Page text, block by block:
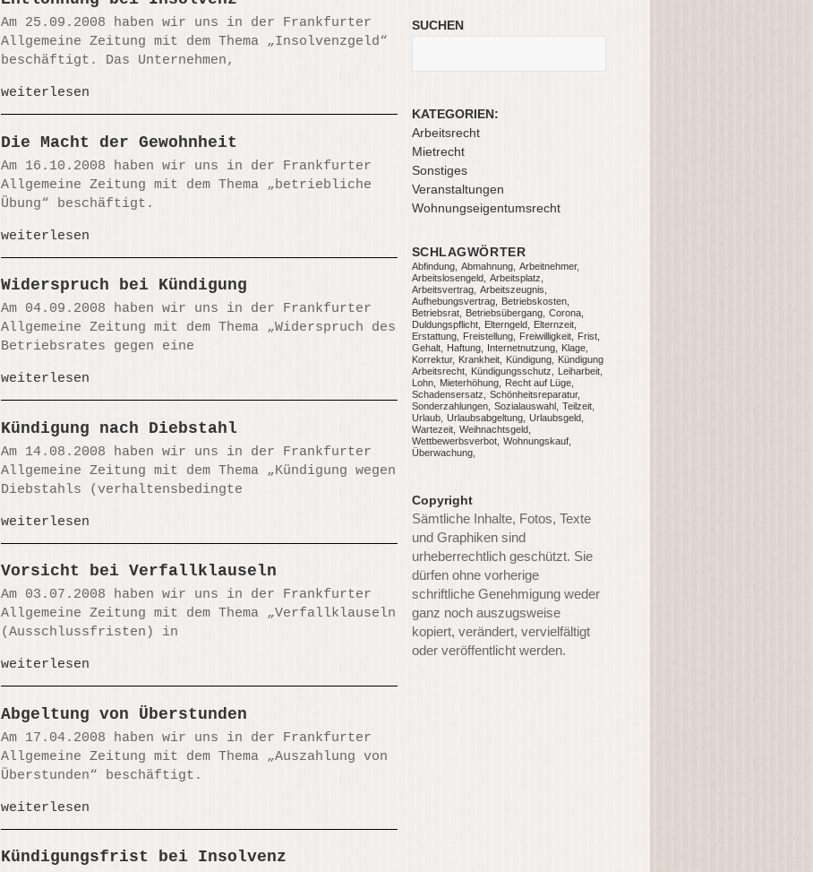
Am 25.09.2008 haben wir uns in der Frankfurter
Allgemeine Zeitung mit dem Thema „Insolvenzgeld“
beschäftigt. Das Unternehmen,
weiterlesen
Die Macht der Gewohnheit
Am 16.10.2008 haben wir uns in der Frankfurter
Allgemeine Zeitung mit dem Thema „betriebliche
Übung“ beschäftigt.
weiterlesen
Widerspruch bei Kündigung
Am 04.09.2008 haben wir uns in der Frankfurter
Allgemeine Zeitung mit dem Thema „Widerspruch des
Betriebsrates gegen eine
weiterlesen
Kündigung nach Diebstahl
Am 14.08.2008 haben wir uns in der Frankfurter
Allgemeine Zeitung mit dem Thema „Kündigung wegen
Diebstahls (verhaltensbedingte
weiterlesen
Vorsicht bei Verfallklauseln
Am 03.07.2008 haben wir uns in der Frankfurter
Allgemeine Zeitung mit dem Thema „Verfallklauseln
(Ausschlussfristen) in
weiterlesen
Abgeltung von Überstunden
Am 17.04.2008 haben wir uns in der Frankfurter
Allgemeine Zeitung mit dem Thema „Auszahlung von
Überstunden“ beschäftigt.
weiterlesen
Kündigungsfrist bei Insolvenz
SUCHEN
c
h
f
o
r
:
KATEGORIEN:
Arbeitsrecht
Mietrecht
Sonstiges
Veranstaltungen
Wohnungseigentumsrecht
SCHLAGWÖRTER
Abfindung Abmahnung
Arbeitnehmer
Arbeitslosengeld
Arbeitsplatz
Arbeitsvertrag
Arbeitszeugnis
Aufhebungsvertrag
Betriebskosten
Betriebsrat
Betriebsübergang
Corona
Duldungspflicht
Elterngeld
Elternzeit
Erstattung
Freistellung Freiwilligkeit
Frist
Gehalt
Haftung Internetnutzung
Klage
Korrektur
Krankheit Kündigung
Kündigung
Arbeitsrecht
Kündigungsschutz
Leiharbeit
Lohn
Mieterhöhung
Recht auf Lüge
Schadensersatz
Schönheitsreparatur
Sonderzahlungen
Sozialauswahl
Teilzeit
Urlaub
Urlaubsabgeltung
Urlaubsgeld
Wartezeit
Weihnachtsgeld
Wettbewerbsverbot
Wohnungskauf
Überwachung
Copyright
Sämtliche Inhalte, Fotos, Texte
und Graphiken sind
urheberrechtlich geschützt. Sie
dürfen ohne vorherige
schriftliche Genehmigung weder
ganz noch auszugsweise
kopiert, verändert, vervielfältigt
oder veröffentlicht werden.